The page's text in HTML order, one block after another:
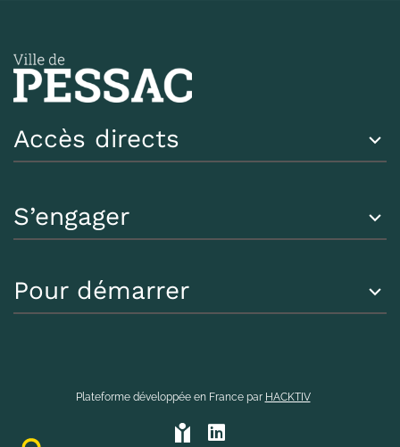
Accès directs
S’engager
Pour démarrer
Plateforme développée en France par HACKTIV